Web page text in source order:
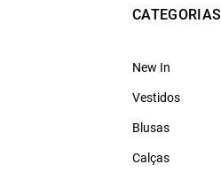
CATEGORIAS
New In
Vestidos
Blusas
Calças